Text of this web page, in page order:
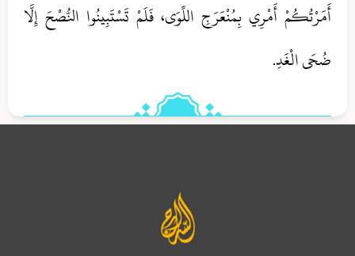
أَمَرْتُكُمْ أَمْرِي بِمُنْعَرَجِ اللِّوَى، فَلَمْ تَسْتَبِينُوا النُّصْحَ إِلَّا
ضُحَى الْغَدِ.